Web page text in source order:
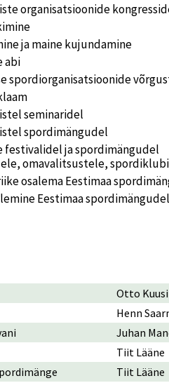
organisatsioonide
ja maine kujundamine
abi
spordiorganisatsioonide
seminaridel
spordimängudel
festivalidel ja spordimängudel
omavalitsustele,
osalema Eestimaa
Eestimaa spordimängudel
Otto
Henn
Juhan
Tiit Lääne
Tiit Lääne